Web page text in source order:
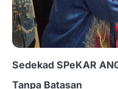
Sedekad SPeKAR
Tanpa Batasan